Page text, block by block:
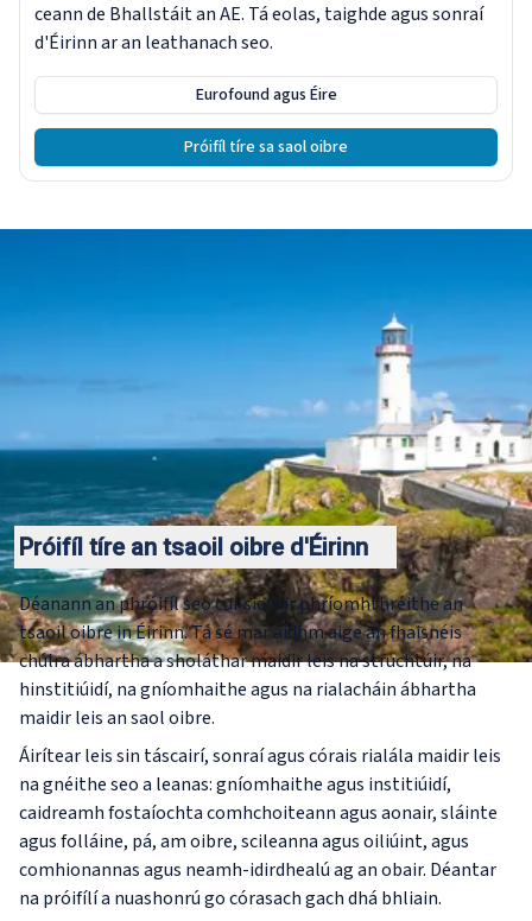
ceann de Bhallstáit an AE. Tá eolas, taighde agus sonraí
d'Éirinn ar an leathanach seo.
Próifíl tíre sa saol oibre
Eurofound agus Éire
Próifíl tíre an tsaoil oibre d'Éirinn
Déanann an phróifíl seo cur síos ar phríomhthréithe an
tsaoil oibre in Éirinn. Tá sé mar aidhm aige an fhaisnéis
chúlra ábhartha a sholáthar maidir leis na struchtúir, na
hinstitiúidí, na gníomhaithe agus na rialacháin ábhartha
maidir leis an saol oibre.
Áirítear leis sin táscairí, sonraí agus córais rialála maidir leis
na gnéithe seo a leanas: gníomhaithe agus institiúidí,
caidreamh fostaíochta comhchoiteann agus aonair, sláinte
agus folláine, pá, am oibre, scileanna agus oiliúint, agus
comhionannas agus neamh-idirdhealú ag an obair. Déantar
na próifílí a nuashonrú go córasach gach dhá bhliain.